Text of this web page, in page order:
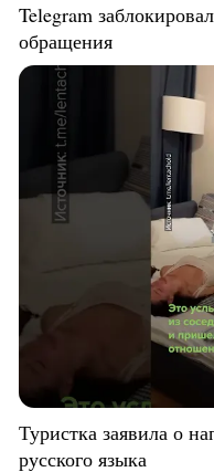
Telegram
обращения
Туристка заявила о
русского языка